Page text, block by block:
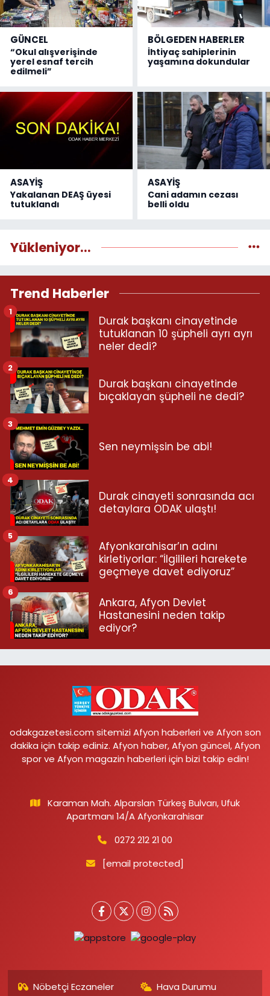
GÜNCEL
“Okul alışverişinde
yerel esnaf tercih
edilmeli”
BÖLGEDEN HABERLER
İhtiyaç sahiplerinin
yaşamına dokundular
ASAYİŞ
Yakalanan DEAŞ üyesi
tutuklandı
ASAYİŞ
Cani adamın cezası
belli oldu
Yükleniyor...
Trend Haberler
Durak başkanı cinayetinde
tutuklanan 10 şüpheli ayrı ayrı
neler dedi?
1
Durak başkanı cinayetinde
bıçaklayan şüpheli ne dedi?
2
Sen neymişsin be abi!
3
Durak cinayeti sonrasında acı
detaylara ODAK ulaştı!
4
Afyonkarahisar’ın adını
kirletiyorlar: “İlgilileri harekete
geçmeye davet ediyoruz”
5
Ankara, Afyon Devlet
Hastanesini neden takip
ediyor?
6
odakgazetesi.com sitemizi Afyon haberleri ve Afyon son
dakika için takip ediniz. Afyon haber, Afyon güncel, Afyon
spor ve Afyon magazin haberleri için bizi takip edin!
Karaman Mah. Alparslan Türkeş Bulvarı, Ufuk
Apartmanı 14/A Afyonkarahisar
0272 212 21 00
[email protected]
Nöbetçi Eczaneler Hava Durumu